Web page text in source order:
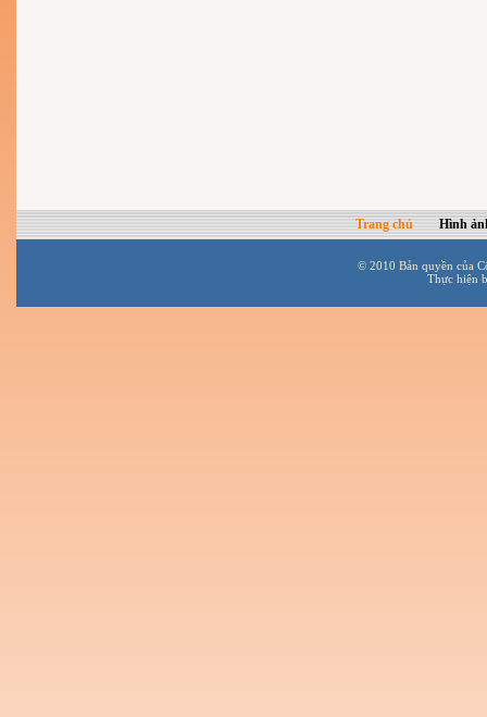
Trang chủ Hình
© 2010 Bản quyền của
Thực hiện